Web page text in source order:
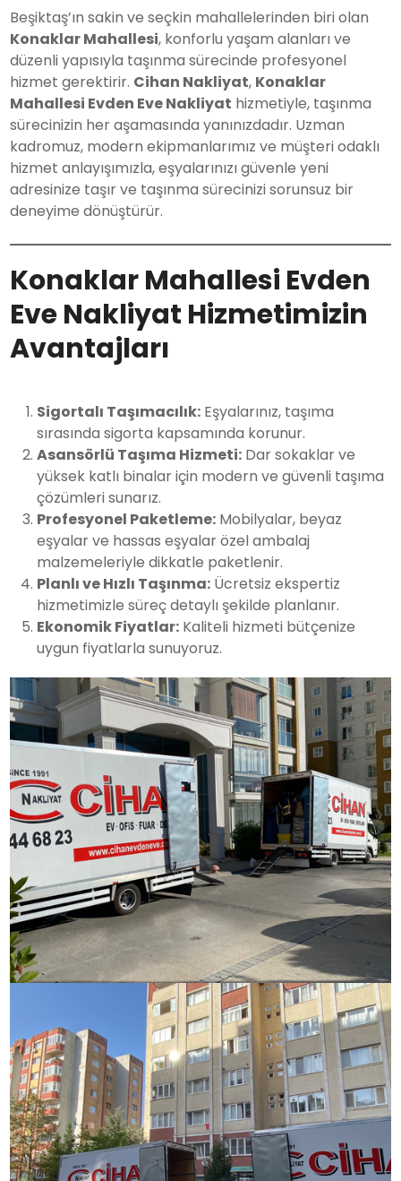
Beşiktaş’ın sakin ve seçkin mahallelerinden biri olan
Konaklar Mahallesi, konforlu yaşam alanları ve
düzenli yapısıyla taşınma sürecinde profesyonel
hizmet gerektirir. Cihan Nakliyat, Konaklar
Mahallesi Evden Eve Nakliyat hizmetiyle, taşınma
sürecinizin her aşamasında yanınızdadır. Uzman
kadromuz, modern ekipmanlarımız ve müşteri odaklı
hizmet anlayışımızla, eşyalarınızı güvenle yeni
adresinize taşır ve taşınma sürecinizi sorunsuz bir
deneyime dönüştürür.
Konaklar Mahallesi Evden
Eve Nakliyat Hizmetimizin
Avantajları
Sigortalı Taşımacılık: Eşyalarınız, taşıma
sırasında sigorta kapsamında korunur.
Asansörlü Taşıma Hizmeti: Dar sokaklar ve
yüksek katlı binalar için modern ve güvenli taşıma
çözümleri sunarız.
Profesyonel Paketleme: Mobilyalar, beyaz
eşyalar ve hassas eşyalar özel ambalaj
malzemeleriyle dikkatle paketlenir.
Planlı ve Hızlı Taşınma: Ücretsiz ekspertiz
hizmetimizle süreç detaylı şekilde planlanır.
Ekonomik Fiyatlar: Kaliteli hizmeti bütçenize
uygun fiyatlarla sunuyoruz.